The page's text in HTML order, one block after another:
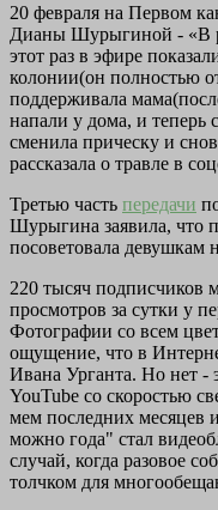
20 февраля на Первом
Дианы Шурыгиной - «В
этот раз в эфире
колонии(он полностью
поддерживала
напали у дома, и теперь
сменила прическу и
рассказала о травле в
Третью часть передачи
Шурыгина заявила, что
посоветовала девушкам
220 тысяч подписчиков
просмотров за сутки у
Фотографии со всем
ощущение, что в
Ивана Урганта. Но нет -
YouTube со скоростью
мем последних месяцев
можно года" стал
случай, когда разовое
толчком для